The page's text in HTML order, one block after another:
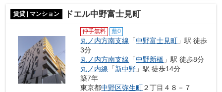
賃貸 | マンション ドエル中野富士見町
仲手無料 敷0
丸ノ内方南支線 「中野富士見町 」駅 徒歩
3分
丸ノ内方南支線 「中野新橋 」駅 徒歩8分
丸ノ内線 「新中野 」駅 徒歩14分
築7年
東京都中野区弥生町２丁目４８－７